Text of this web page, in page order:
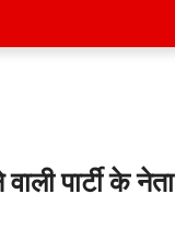
पार्टी के नेता